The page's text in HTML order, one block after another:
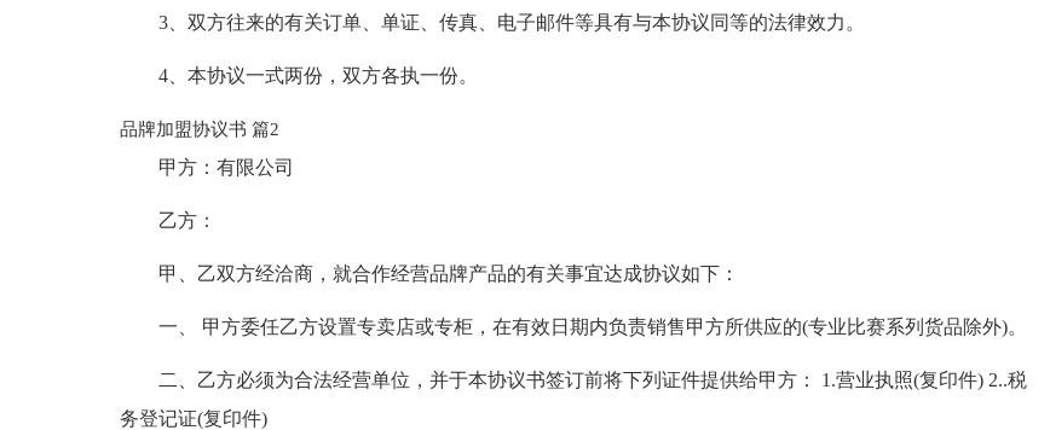
3、双方往来的有关订单、单证、传真、电子邮件等具有与本协议同等的法律效力。
4、本协议一式两份，双方各执一份。
品牌加盟协议书 篇2
甲方：有限公司
乙方：
甲、乙双方经洽商，就合作经营品牌产品的有关事宜达成协议如下：
一、 甲方委任乙方设置专卖店或专柜，在有效日期内负责销售甲方所供应的(专业比赛系列货品除外)。
二、乙方必须为合法经营单位，并于本协议书签订前将下列证件提供给甲方： 1.营业执照(复印件) 2..税
务登记证(复印件)